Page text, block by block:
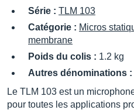
Série : TLM 103
Catégorie : Micros
membrane
Poids du colis : 1.2 kg
Autres dénominations :
Le TLM 103 est un
pour toutes les applications